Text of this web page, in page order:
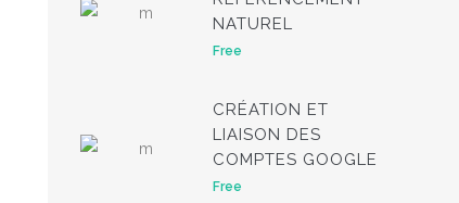
NATUREL
Free
CRÉATION ET
LIAISON DES
COMPTES GOOGLE
Free